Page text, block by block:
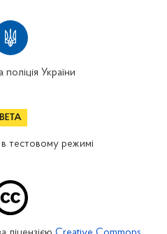
поліція України
тестовому режимі